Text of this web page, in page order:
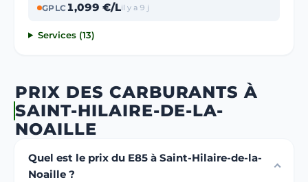
GPLC1,099 €/Lil y a 9 j
Services (13)
PRIX DES CARBURANTS À
SAINT-HILAIRE-DE-LA-
NOAILLE
Quel est le prix du E85 à Saint-Hilaire-de-la-
Noaille ?